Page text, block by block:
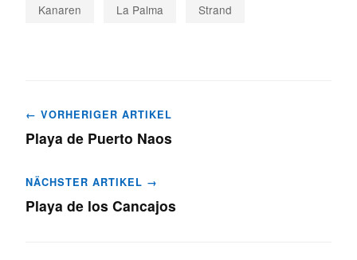
Kanaren La Palma Strand
Beitragsnavigation
← VORHERIGER ARTIKEL
Playa de Puerto Naos
NÄCHSTER ARTIKEL →
Playa de los Cancajos